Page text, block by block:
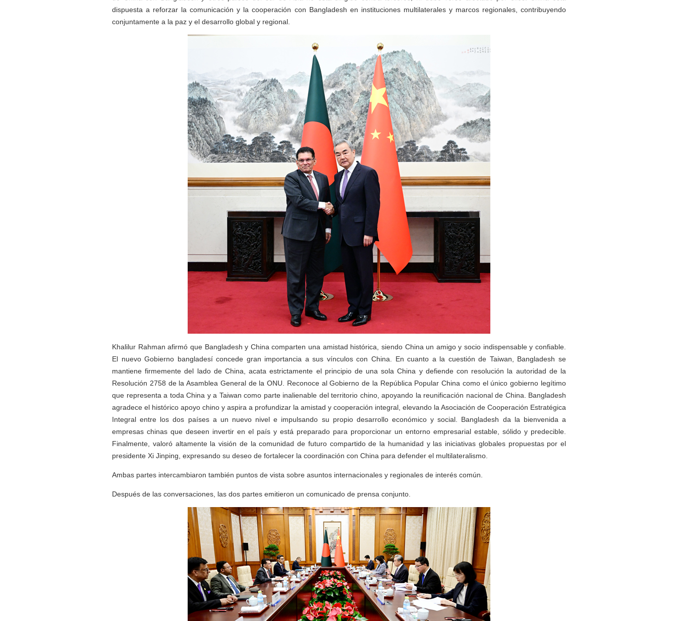
dispuesta a reforzar la comunicación y la cooperación con Bangladesh en instituciones multilaterales y marcos regionales, contribuyendo
conjuntamente a la paz y el desarrollo global y regional.
Khalilur Rahman afirmó que Bangladesh y China comparten una amistad histórica, siendo China un amigo y socio indispensable y confiable.
El nuevo Gobierno bangladesí concede gran importancia a sus vínculos con China. En cuanto a la cuestión de Taiwan, Bangladesh se
mantiene firmemente del lado de China, acata estrictamente el principio de una sola China y defiende con resolución la autoridad de la
Resolución 2758 de la Asamblea General de la ONU. Reconoce al Gobierno de la República Popular China como el único gobierno legítimo
que representa a toda China y a Taiwan como parte inalienable del territorio chino, apoyando la reunificación nacional de China. Bangladesh
agradece el histórico apoyo chino y aspira a profundizar la amistad y cooperación integral, elevando la Asociación de Cooperación Estratégica
Integral entre los dos países a un nuevo nivel e impulsando su propio desarrollo económico y social. Bangladesh da la bienvenida a
empresas chinas que deseen invertir en el país y está preparado para proporcionar un entorno empresarial estable, sólido y predecible.
Finalmente, valoró altamente la visión de la comunidad de futuro compartido de la humanidad y las iniciativas globales propuestas por el
presidente Xi Jinping, expresando su deseo de fortalecer la coordinación con China para defender el multilateralismo.
Ambas partes intercambiaron también puntos de vista sobre asuntos internacionales y regionales de interés común.
Después de las conversaciones, las dos partes emitieron un comunicado de prensa conjunto.